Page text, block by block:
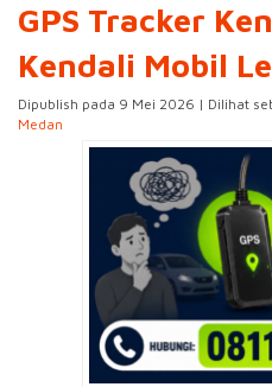
GPS Tracker
Kendali Mobil
Dipublish pada 9 Mei 2026 | Dilihat
Medan